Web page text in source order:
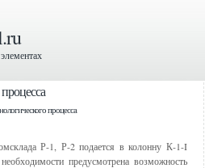
процесса
Р-1, Р-2 подается в колонну К-1-I
предусмотрена возможность